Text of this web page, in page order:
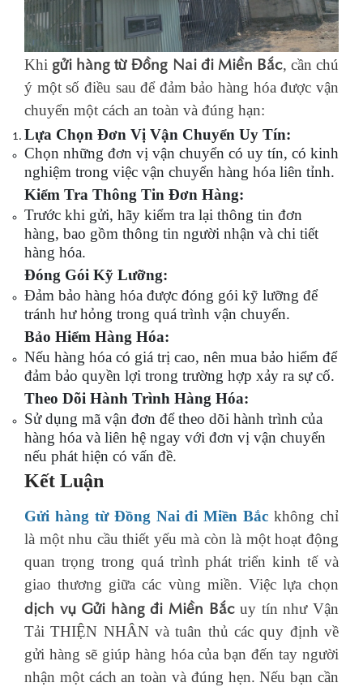
Khi gửi hàng từ Đồng Nai đi Miền Bắc, cần chú
ý một số điều sau để đảm bảo hàng hóa được vận
chuyển một cách an toàn và đúng hạn:
Lựa Chọn Đơn Vị Vận Chuyển Uy Tín:
Chọn những đơn vị vận chuyển có uy tín, có kinh
nghiệm trong việc vận chuyển hàng hóa liên tỉnh.
Kiểm Tra Thông Tin Đơn Hàng:
Trước khi gửi, hãy kiểm tra lại thông tin đơn
hàng, bao gồm thông tin người nhận và chi tiết
hàng hóa.
Đóng Gói Kỹ Lưỡng:
Đảm bảo hàng hóa được đóng gói kỹ lưỡng để
tránh hư hỏng trong quá trình vận chuyển.
Bảo Hiểm Hàng Hóa:
Nếu hàng hóa có giá trị cao, nên mua bảo hiểm để
đảm bảo quyền lợi trong trường hợp xảy ra sự cố.
Theo Dõi Hành Trình Hàng Hóa:
Sử dụng mã vận đơn để theo dõi hành trình của
hàng hóa và liên hệ ngay với đơn vị vận chuyển
nếu phát hiện có vấn đề.
Kết Luận
Gửi hàng từ Đồng Nai đi Miền Bắc không chỉ
là một nhu cầu thiết yếu mà còn là một hoạt động
quan trọng trong quá trình phát triển kinh tế và
giao thương giữa các vùng miền. Việc lựa chọn
dịch vụ Gửi hàng đi Miền Bắcuy tín như Vận
Tải THIỆN NHÂN và tuân thủ các quy định về
gửi hàng sẽ giúp hàng hóa của bạn đến tay người
nhận một cách an toàn và đúng hẹn. Nếu bạn cần